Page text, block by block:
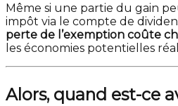
Même si une partie du gain
impôt via le compte de
perte de l’exemption coûte
les économies potentielles
Alors, quand est-ce